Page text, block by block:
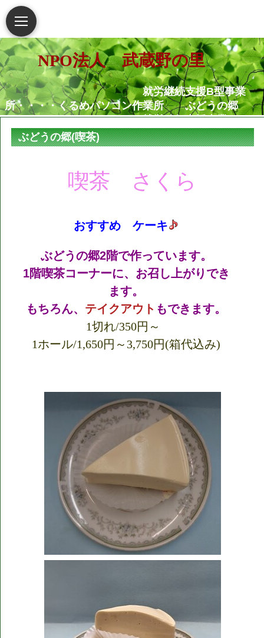
NPO法人 武蔵野の里
就労継続支援B型事業
所・・・・くるめパソコン作業所 ぶどうの郷
就労移行支援事業
所・・・・・・くるめパソコン作業所
相談支援センター武蔵野
グループホームむさし野
就労定着支援センターつ
障害がある人もない人も共に生き
ぶどうの郷(喫茶)
喫茶 さくら
おすすめ ケーキ
ぶどうの郷2階で作っています。
1階喫茶コーナーに、お召し上がりでき
ます。
もちろん、 テイクアウト もできます。
1切れ/350円～
1ホール/1,650円～3,750円(箱代込み)